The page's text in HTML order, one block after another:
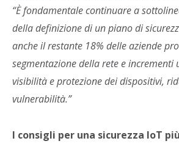
“È fondamentale continuare a
della definizione di un piano di
anche il restante 18% delle aziende
segmentazione della rete e incrementi
visibilità e protezione dei dispositivi,
vulnerabilità.”
I consigli per una sicurezza IoT